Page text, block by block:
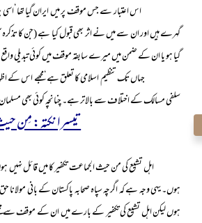
اس اعتبار سے جس موقف پر میں ایران گیا تھا‘اسی
گہرے ہیں اور ان سے میں نے اثر بھی قبول کیا ہے (جن کا تذکرہ
گیا ہو یا ان کے ضمن میں میرے سابقہ موقف میں کوئی تبدیلی
جہاں تک تنظیم اسلامی کا تعلق ہے‘مجھے اس کے اظہار میں
سلفی مسالک کے اختلاف سے بالاتر ہے۔ چنانچہ کوئی بھی
تیسرا نکتہ: مِن
اہل تشیع کی من حیث الجماعت تکفیر کا میں قائل نہیں ہوں
ہوں۔ یہی وجہ ہے کہ اگرچہ سپاہ صحابہ پاکستان کے بانی
ہوں لیکن اہل تشیع کی تکفیر کے بارے میں ان کے موقف سے